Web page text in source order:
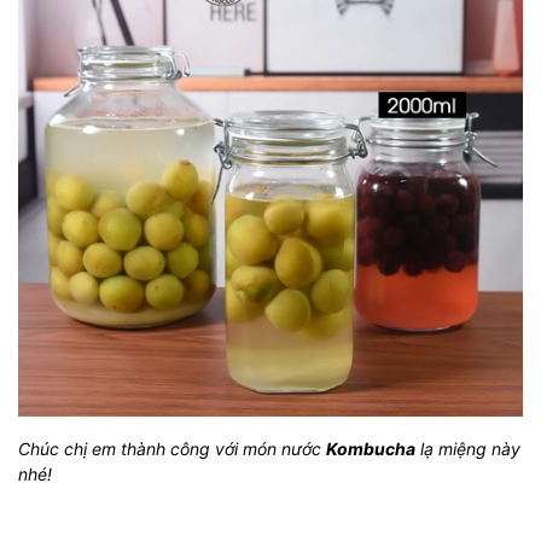
Chúc chị em thành công với món nước Kombucha lạ miệng này
nhé!